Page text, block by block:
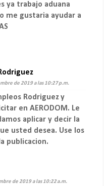
ya trabajo aduana
me gustaria ayudar a
de 2019 a las 10:27 p.m.
Rodriguez y
en AERODOM. Le
aplicar y decir la
usted desea. Use los
publicacion.
de 2019 a las 10:22 a.m.